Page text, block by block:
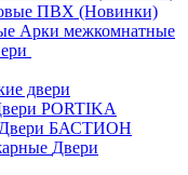
ПВХ (Новинки)
Арки межкомнатные
двери
PORTIKA
Двери БАСТИОН
Двери